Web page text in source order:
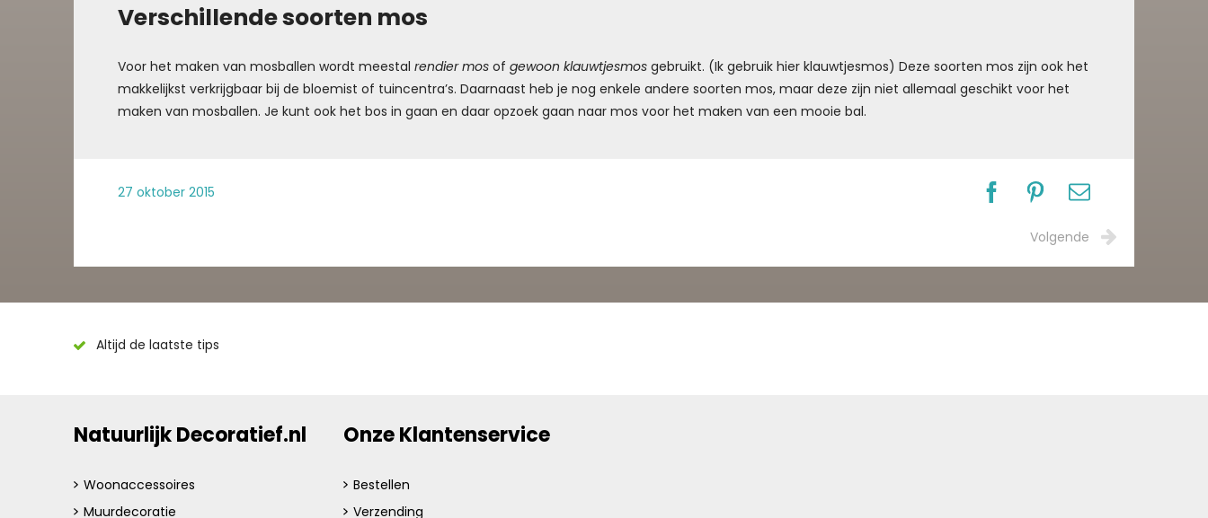
Verschillende soorten mos
Voor het maken van mosballen wordt meestalrendier mos ofgewoon klauwtjesmos gebruikt. (Ik gebruik hier klauwtjesmos) Deze soorten mos zijn ook het
makkelijkst verkrijgbaar bij de bloemist of tuincentra’s. Daarnaast heb je nog enkele andere soorten mos, maar deze zijn niet allemaal geschikt voor het
maken van mosballen. Je kunt ook het bos in gaan en daar opzoek gaan naar mos voor het maken van een mooie bal.
27 oktober 2015
Volgende
Altijd de laatste tips
Natuurlijk Decoratief.nl
Woonaccessoires
Muurdecoratie
Onze Klantenservice
Bestellen
Verzending